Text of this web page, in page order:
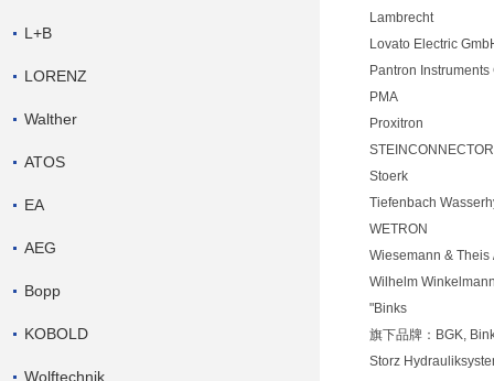
L+B
LORENZ
Walther
ATOS
EA
AEG
Bopp
KOBOLD
Wolftechnik
Lambrecht
Lovato Electric
Pantron Instruments
PMA
Proxitron
STEINCONNECTOR
Stoerk
Tiefenbach
WETRON
Wiesemann & Theis
Wilhelm
"Binks
旗下品牌：BGK,
Storz